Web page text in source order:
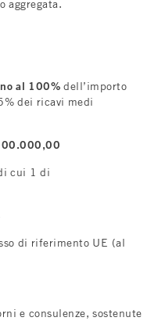
aggregata.
al 100% dell’importo
dei ricavi medi
cui 1 di
di riferimento UE (al
e consulenze, sostenute